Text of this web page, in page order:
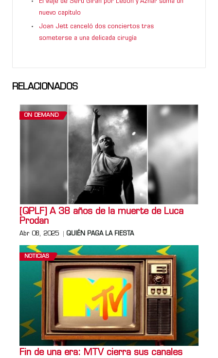
El viaje de Serú Girán por Lebón y Aznar suma un
nuevo capítulo
Joan Jett canceló dos conciertos tras
someterse a una delicada cirugía
RELACIONADOS
ON DEMAND
[QPLF] A 38 años de la muerte de Luca
Prodan
Abr 08, 2025 QUIÉN PAGA LA FIESTA
NOTICIAS
Fin de una era: MTV cierra sus canales